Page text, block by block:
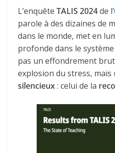
L’enquête TALIS 2024de l’
parole à des dizaines de
dans le monde, met en
profonde dans le
pas un effondrement
explosion du stress, mais
silencieux: celui de la